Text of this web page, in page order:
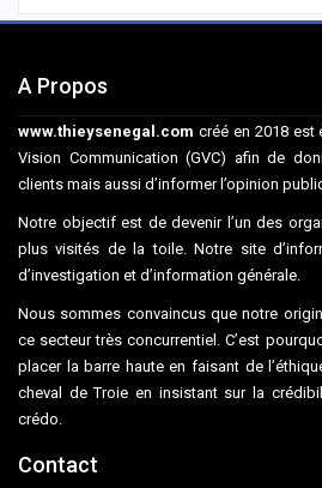
A Propos
www.thieysenegal.com créé en 2018 est
Vision Communication (GVC) afin de
clients mais aussi d’informer l’opinion
Notre objectif est de devenir l’un des
plus visités de la toile. Notre site
d’investigation et d’information générale.
Nous sommes convaincus que notre
ce secteur très concurrentiel. C’est
placer la barre haute en faisant de
cheval de Troie en insistant sur la
crédo.
Contact